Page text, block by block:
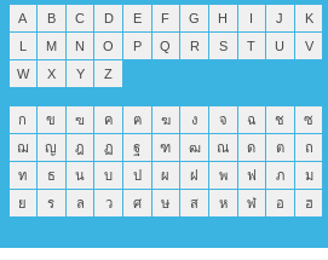
A B C D E F G H I J
K
L
M N O P Q R S T U
V
W
X Y Z
ก ข ฃ ค ฅ ฆ ง จ ฉ ช
ซ
ฌ
ญ ฎ ฏ ฐ ฑ ฒ ณ ด ต
ถ
ท
ธ น บ ป ผ ฝ พ ฟ ภ
ม
ย
ร ล ว ศ ษ ส ห ฬ อ ฮ